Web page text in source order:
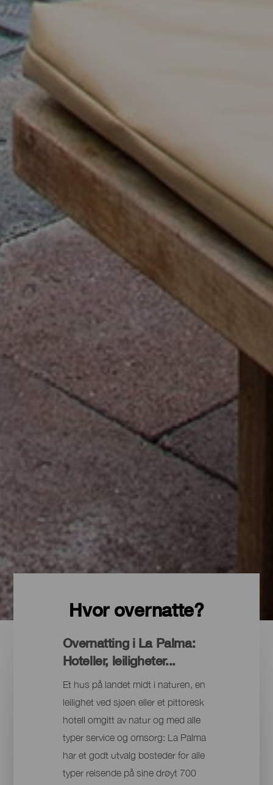
Hvor overnatte?
Overnatting i La Palma:
Hoteller, leiligheter...
Et hus på landet midt i naturen, en
leilighet ved sjøen eller et pittoresk
hotell omgitt av natur og med alle
typer service og omsorg: La Palma
har et godt utvalg bosteder for alle
typer reisende på sine drøyt 700